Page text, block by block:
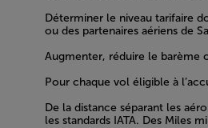
Déterminer le niveau tarifaire
ou des partenaires aériens de
Augmenter, réduire le barème
Pour chaque vol éligible à
De la distance séparant les
les standards IATA. Des Miles